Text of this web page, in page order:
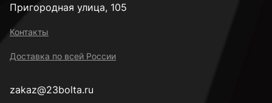
Пригородная улица, 105
Контакты
Доставка по всей России
zakaz@23bolta.ru